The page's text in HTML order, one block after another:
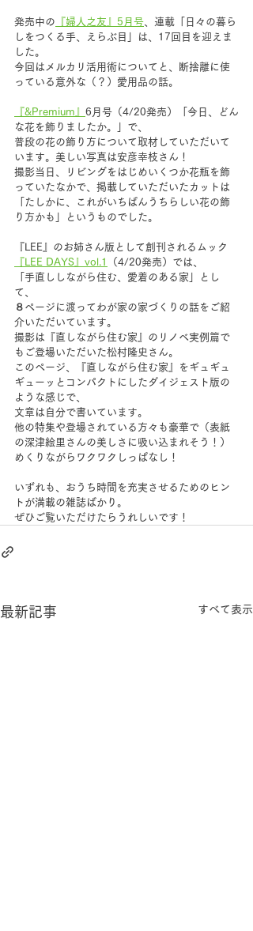
発売中の 『婦人之友』5月号 、連載「日々の暮ら
しをつくる手、えらぶ目」は、17回目を迎えま
した。
今回はメルカリ活用術についてと、断捨離に使
っている意外な（？）愛用品の話。
『&Premium』 6月号（4/20発売）「今日、どん
な花を飾りましたか。」で、
普段の花の飾り方について取材していただいて
います。美しい写真は安彦幸枝さん！
撮影当日、リビングをはじめいくつか花瓶を飾
っていたなかで、掲載していただいたカットは
「たしかに、これがいちばんうちらしい花の飾
り方かも」というものでした。
『LEE』のお姉さん版として創刊されるムック
『LEE DAYS』vol.1
（4/20発売）では、
「手直ししながら住む、愛着のある家」とし
て、
８ページに渡ってわが家の家づくりの話をご紹
介いただいています。
撮影は『直しながら住む家』のリノベ実例篇で
もご登場いただいた松村隆史さん。
このページ、『直しながら住む家』をギュギュ
ギューッとコンパクトにしたダイジェスト版の
ような感じで、
文章は自分で書いています。
他の特集や登場されている方々も豪華で（表紙
の深津絵里さんの美しさに吸い込まれそう！）
めくりながらワクワクしっぱなし！
いずれも、おうち時間を充実させるためのヒン
トが満載の雑誌ばかり。
ぜひご覧いただけたらうれしいです！
最新記事 すべて表示